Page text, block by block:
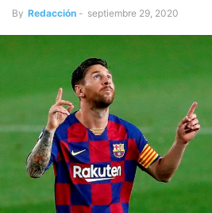
By Redacción - septiembre 29, 2020